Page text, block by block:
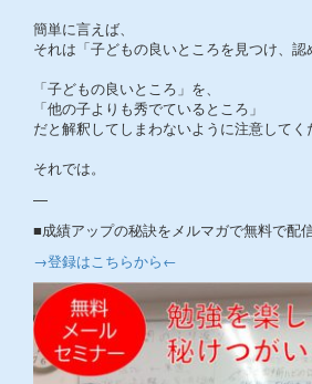
簡単に言えば、
それは「子どもの良いところを見つけ、認
「子どもの良いところ」を、
「他の子よりも秀でているところ」
だと解釈してしまわないように注意してく
それでは。
—
■成績アップの秘訣をメルマガで無料で配
→登録はこちらから←